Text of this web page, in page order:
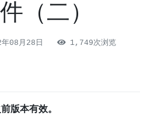
（二）
08月28日 1,749次浏览
版本有效。